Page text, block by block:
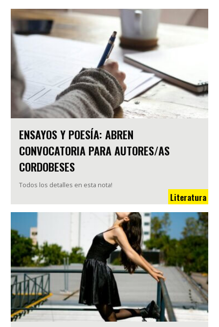
ENSAYOS Y POESÍA: ABREN
CONVOCATORIA PARA AUTORES/AS
CORDOBESES
Todos los detalles en esta nota!
Literatura